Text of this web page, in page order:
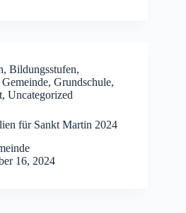
, Bildungsstufen,
Gemeinde, Grundschule,
, Uncategorized
für Sankt Martin 2024
16, 2024